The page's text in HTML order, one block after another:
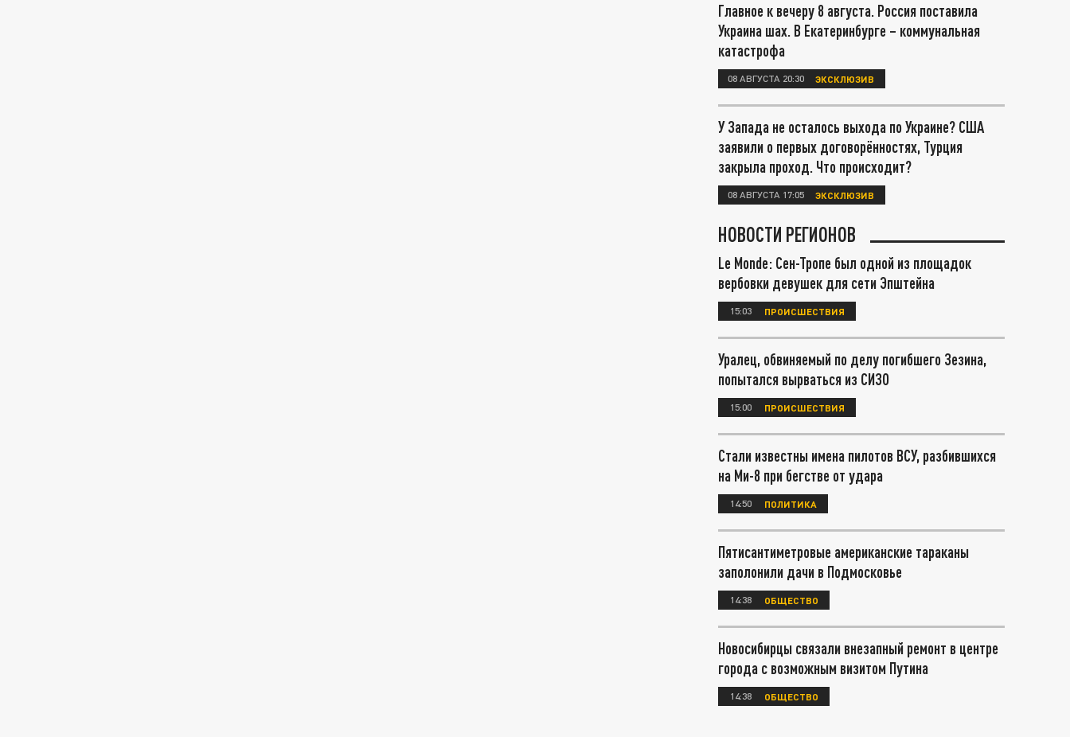
Главное к вечеру 8 августа. Россия поставила
Украина шах. В Екатеринбурге – коммунальная
катастрофа
08 АВГУСТА 20:30 ЭКСКЛЮЗИВ
У Запада не осталось выхода по Украине? США
заявили о первых договорённостях, Турция
закрыла проход. Что происходит?
08 АВГУСТА 17:05 ЭКСКЛЮЗИВ
НОВОСТИ РЕГИОНОВ
Le Monde: Сен-Тропе был одной из площадок
вербовки девушек для сети Эпштейна
15:03 ПРОИСШЕСТВИЯ
Уралец, обвиняемый по делу погибшего Зезина,
попытался вырваться из СИЗО
15:00 ПРОИСШЕСТВИЯ
Стали известны имена пилотов ВСУ, разбившихся
на Ми-8 при бегстве от удара
14:50 ПОЛИТИКА
Пятисантиметровые американские тараканы
заполонили дачи в Подмосковье
14:38 ОБЩЕСТВО
Новосибирцы связали внезапный ремонт в центре
города с возможным визитом Путина
14:38 ОБЩЕСТВО